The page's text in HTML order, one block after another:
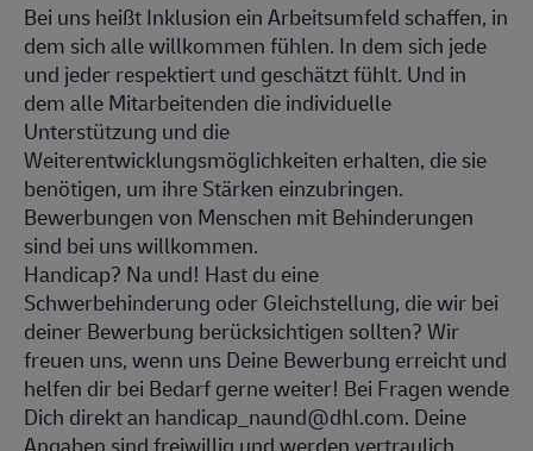
Bei uns heißt Inklusion ein Arbeitsumfeld schaffen, in
dem sich alle willkommen fühlen. In dem sich jede
und jeder respektiert und geschätzt fühlt. Und in
dem alle Mitarbeitenden die individuelle
Unterstützung und die
Weiterentwicklungsmöglichkeiten erhalten, die sie
benötigen, um ihre Stärken einzubringen.
Bewerbungen von Menschen mit Behinderungen
sind bei uns willkommen.
Handicap? Na und! Hast du eine
Schwerbehinderung oder Gleichstellung, die wir bei
deiner Bewerbung berücksichtigen sollten? Wir
freuen uns, wenn uns Deine Bewerbung erreicht und
helfen dir bei Bedarf gerne weiter! Bei Fragen wende
Dich direkt an handicap_naund@dhl.com. Deine